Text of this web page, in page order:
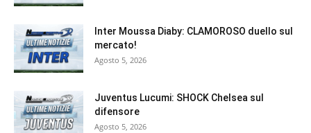
Inter Moussa Diaby: CLAMOROSO duello sul
mercato!
Agosto 5, 2026
Juventus Lucumi: SHOCK Chelsea sul
difensore
Agosto 5, 2026